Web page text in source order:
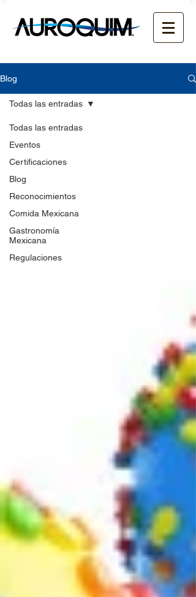
Blog
Todas las entradas
Eventos
Certificaciones
Blog
Reconocimientos
Comida Mexicana
Gastronomía
Mexicana
Regulaciones
Todas las entradas